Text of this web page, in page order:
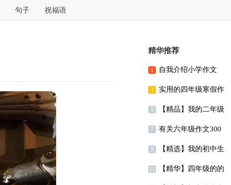
句子 祝福语
精华推荐
1 自我介绍小学作文
15篇
3 实用的四年级寒假作
文四篇
5 【精品】我的二年级
作文300字集合九篇
7 有关六年级作文300
字集锦9篇
9 【精选】我的初中生
活作文汇总六篇
11 【精华】四年级的的